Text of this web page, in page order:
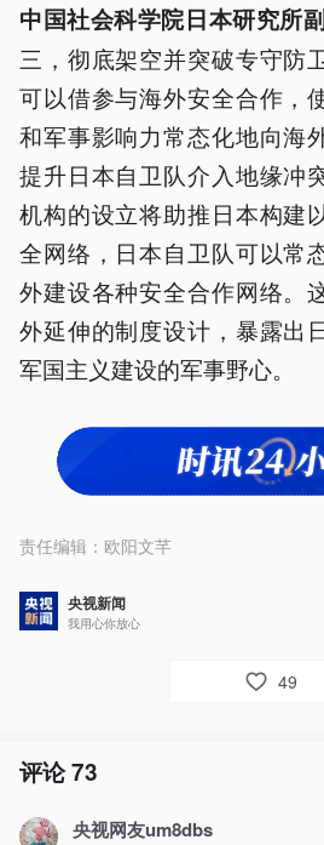
中国社会科学院日本研究所
三，彻底架空并突破专守防
可以借参与海外安全合作，
和军事影响力常态化地向海
提升日本自卫队介入地缘冲
机构的设立将助推日本构建
全网络，日本自卫队可以常
外建设各种安全合作网络。
外延伸的制度设计，暴露出
军国主义建设的军事野心。
责任编辑： 欧阳文芊
央视新闻
我用心你放心
49
评论73
央视网友um8dbs